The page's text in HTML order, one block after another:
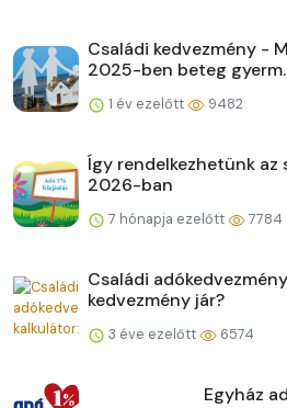
Családi kedvezmény -
2025-ben beteg
1 év ezelőtt 9482
Így rendelkezhetünk az
2026-ban
7 hónapja ezelőtt 7784
Családi
kedvezmény jár?
3 éve ezelőtt 6574
Egyház